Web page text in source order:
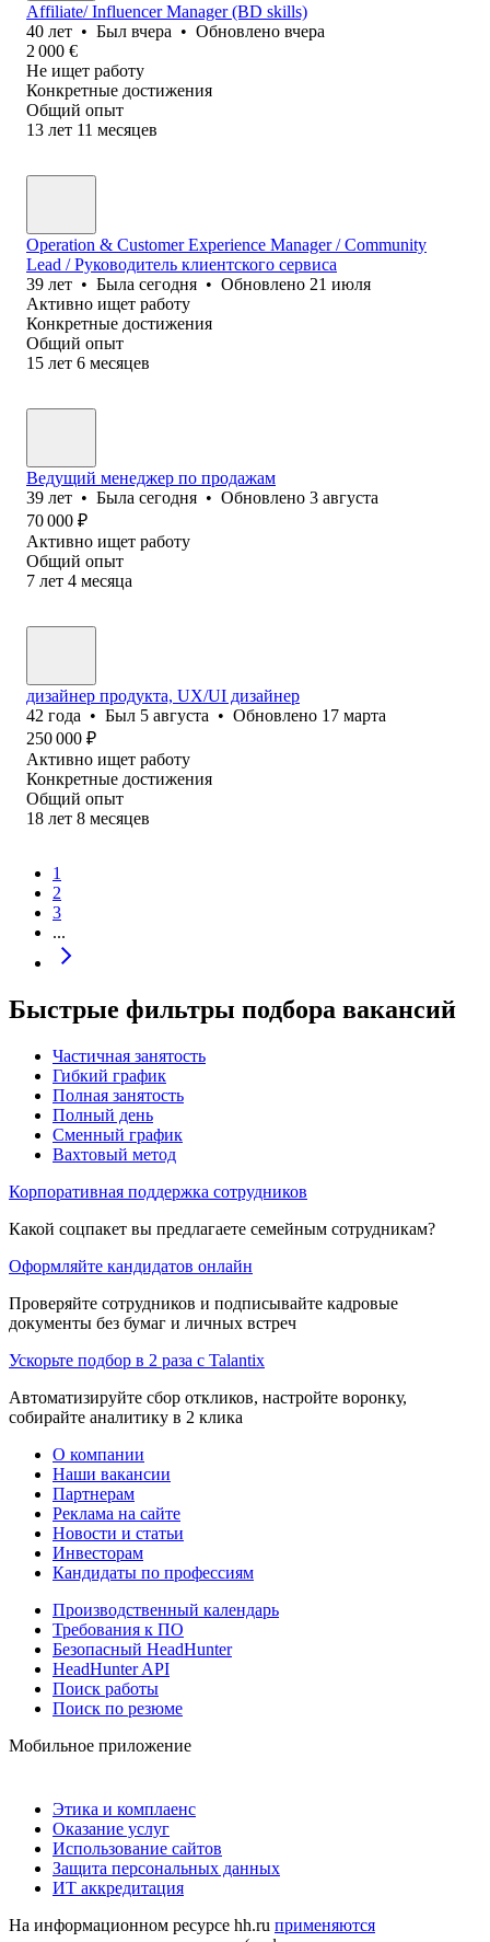
Affiliate/ Influencer Manager (BD skills)
40 лет • Был вчера • Обновлено вчера
2 000 €
Не ищет работу
Конкретные достижения
Общий опыт
13 лет 11 месяцев
Operation & Customer Experience Manager / Community
Lead / Руководитель клиентского сервиса
39 лет • Была сегодня • Обновлено 21 июля
Активно ищет работу
Конкретные достижения
Общий опыт
15 лет 6 месяцев
Ведущий менеджер по продажам
39 лет • Была сегодня • Обновлено 3 августа
70 000 ₽
Активно ищет работу
Общий опыт
7 лет 4 месяца
дизайнер продукта, UX/UI дизайнер
42 года • Был 5 августа • Обновлено 17 марта
250 000 ₽
Активно ищет работу
Конкретные достижения
Общий опыт
18 лет 8 месяцев
1
2
3
...
Быстрые фильтры подбора вакансий
Частичная занятость
Гибкий график
Полная занятость
Полный день
Сменный график
Вахтовый метод
Корпоративная поддержка сотрудников
Какой соцпакет вы предлагаете семейным сотрудникам?
Оформляйте кандидатов онлайн
Проверяйте сотрудников и подписывайте кадровые
документы без бумаг и личных встреч
Ускорьте подбор в 2 раза с Talantix
Автоматизируйте сбор откликов, настройте воронку,
собирайте аналитику в 2 клика
О компании
Наши вакансии
Партнерам
Реклама на сайте
Новости и статьи
Инвесторам
Кандидаты по профессиям
Производственный календарь
Требования к ПО
Безопасный HeadHunter
HeadHunter API
Поиск работы
Поиск по резюме
Мобильное приложение
Этика и комплаенс
Оказание услуг
Использование сайтов
Защита персональных данных
ИТ аккредитация
На информационном ресурсе hh.ru применяются